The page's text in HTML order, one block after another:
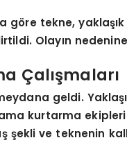
göre tekne,
Olayın
Çalışmaları
geldi.
kurtarma
şekli ve teknenin